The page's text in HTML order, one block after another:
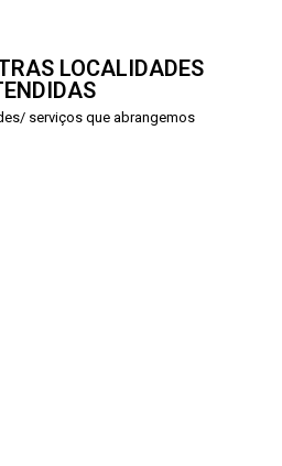
LOCALIDADES
serviços que abrangemos